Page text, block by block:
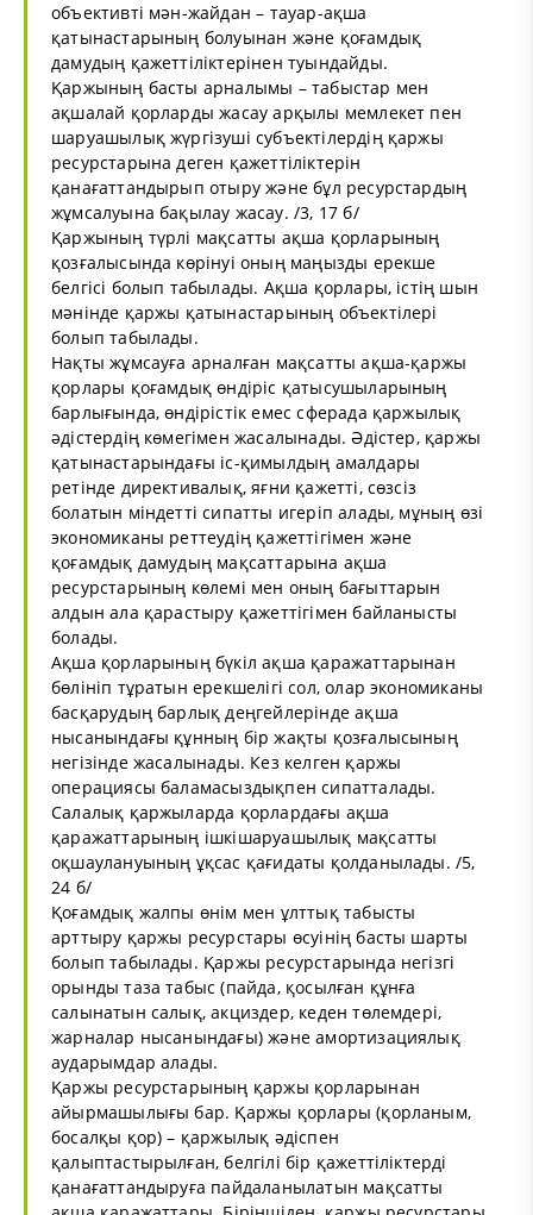
объективтi мән-жайдан – тауар-ақша
қатынастарының болуынан және қоғамдық
дамудың қажеттiлiктерiнен туындайды.
Қаржының басты арналымы – табыстар мен
ақшалай қорларды жасау арқылы мемлекет пен
шаруашылық жүргiзушi субъектiлердiң қаржы
ресурстарына деген қажеттiлiктерiн
қанағаттандырып отыру және бұл ресурстардың
жұмсалуына бақылау жасау. /3, 17 б/
Қаржының түрлі мақсатты ақша қорларының
қозғалысында көрінуі оның маңызды ерекше
белгісі болып табылады. Ақша қорлары, істің шын
мәнінде қаржы қатынастарының объектілері
болып табылады.
Нақты жұмсауға арналған мақсатты ақша-қаржы
қорлары қоғамдық өндіріс қатысушыларының
барлығында, өндірістік емес сферада қаржылық
әдістердің көмегімен жасалынады. Әдістер, қаржы
қатынастарындағы іс-қимылдың амалдары
ретінде директивалық, яғни қажетті, сөзсіз
болатын міндетті сипатты игеріп алады, мұның өзі
экономиканы реттеудің қажеттігімен және
қоғамдық дамудың мақсаттарына ақша
ресурстарының көлемі мен оның бағыттарын
алдын ала қарастыру қажеттігімен байланысты
болады.
Ақша қорларының бүкіл ақша қаражаттарынан
бөлініп тұратын ерекшелігі сол, олар экономиканы
басқарудың барлық деңгейлерінде ақша
нысанындағы құнның бір жақты қозғалысының
негізінде жасалынады. Кез келген қаржы
операциясы баламасыздықпен сипатталады.
Салалық қаржыларда қорлардағы ақша
қаражаттарының ішкішаруашылық мақсатты
оқшаулануының ұқсас қағидаты қолданылады. /5,
24 б/
Қоғамдық жалпы өнім мен ұлттық табысты
арттыру қаржы ресурстары өсуінің басты шарты
болып табылады. Қаржы ресурстарында негізгі
орынды таза табыс (пайда, қосылған құнға
салынатын салық, акциздер, кеден төлемдері,
жарналар нысанындағы) және амортизациялық
аударымдар алады.
Қаржы ресурстарының қаржы қорларынан
айырмашылығы бар. Қаржы қорлары (қорланым,
босалқы қор) – қаржылық әдіспен
қалыптастырылған, белгілі бір қажеттіліктерді
қанағаттандыруға пайдаланылатын мақсатты